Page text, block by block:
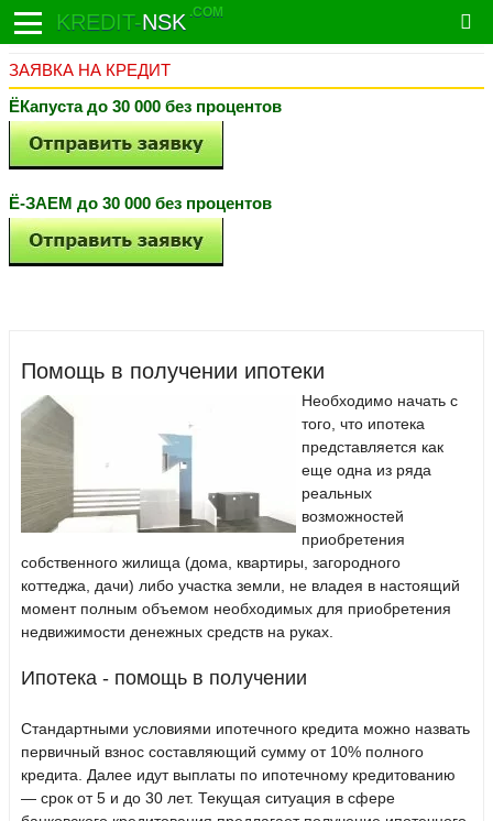
KREDIT-NSK .COM
ЗАЯВКА НА КРЕДИТ
ЁКапуста до 30 000 без процентов
Ё-ЗАЕМ до 30 000 без процентов
Помощь в получении ипотеки
Необходимо начать с
того, что ипотека
представляется как
еще одна из ряда
реальных
возможностей
приобретения
собственного жилища (дома, квартиры, загородного
коттеджа, дачи) либо участка земли, не владея в настоящий
момент полным объемом необходимых для приобретения
недвижимости денежных средств на руках.
Ипотека - помощь в получении
Стандартными условиями ипотечного кредита можно назвать
первичный взнос составляющий сумму от 10% полного
кредита. Далее идут выплаты по ипотечному кредитованию
— срок от 5 и до 30 лет. Текущая ситуация в сфере